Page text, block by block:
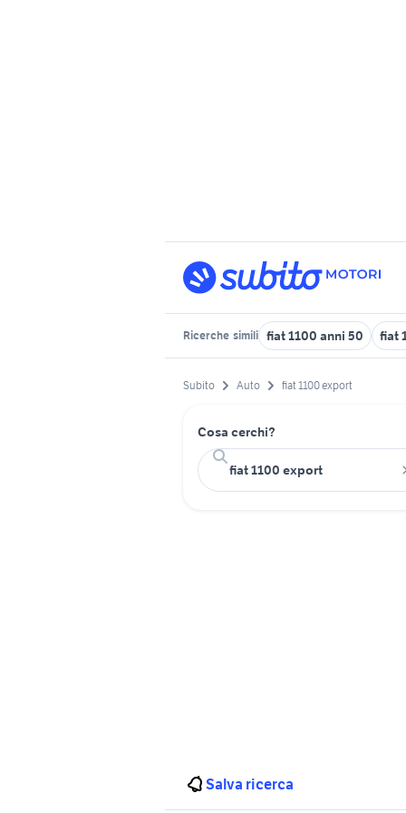
Ricerche simili fiat 1100 anni 50 fiat
Subito Auto fiat 1100 export
Cosa cerchi?
Salva ricerca